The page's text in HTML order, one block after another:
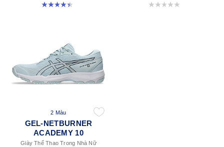
4.4 trong số 5 sao. 16 đánh giá 0.0 trong số 5 sao.
2 Màu
GEL-NETBURNER
ACADEMY 10
Giày Thể Thao Trong Nhà Nữ